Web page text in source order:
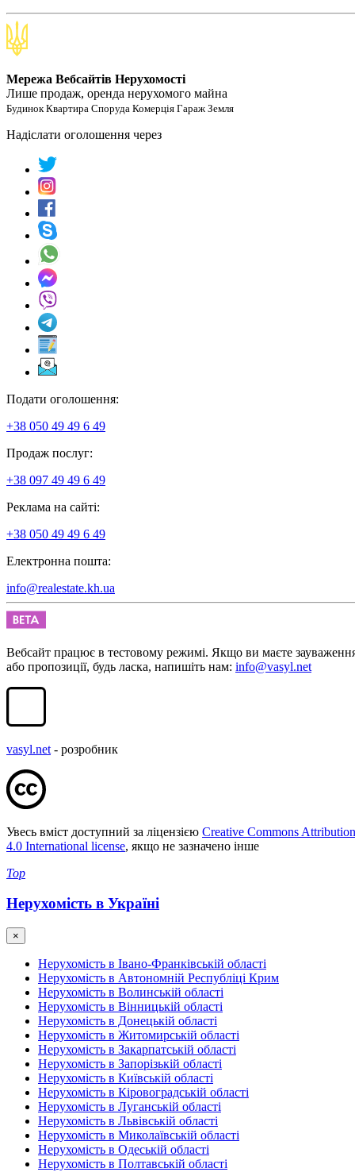
Мережа Вебсайтів Нерухомості
Лише продаж, оренда нерухомого майна
Будинок Квартира Споруда Комерція Гараж Земля
Надіслати оголошення через
Подати оголошення:
+38 050 49 49 6 49
Продаж послуг:
+38 097 49 49 6 49
Реклама на сайті:
+38 050 49 49 6 49
Електронна пошта:
info@realestate.kh.ua
Вебсайт працює в тестовому режимі. Якщо ви маєте
або пропозиції, будь ласка, напишіть нам: info@vasyl.net
vasyl.net - розробник
Увесь вміст доступний за ліцензією Creative Commons Attribution
4.0 International license, якщо не зазначено інше
Top
Нерухомість в Україні
×
Нерухомість в Івано-Франківській області
Нерухомість в Автономній Республіці Крим
Нерухомість в Волинській області
Нерухомість в Вінницькій області
Нерухомість в Донецькій області
Нерухомість в Житомирській області
Нерухомість в Закарпатській області
Нерухомість в Запорізькій області
Нерухомість в Київській області
Нерухомість в Кіровоградській області
Нерухомість в Луганській області
Нерухомість в Львівській області
Нерухомість в Миколаївській області
Нерухомість в Одеській області
Нерухомість в Полтавській області